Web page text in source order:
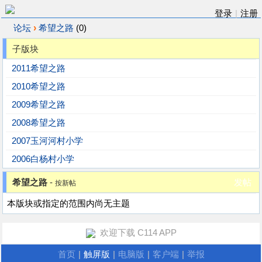
登录
注册
论坛 › 希望之路 (0)
子版块
2011希望之路
2010希望之路
2009希望之路
2008希望之路
2007玉河河村小学
2006白杨村小学
发帖
希望之路 - 按新帖
本版块或指定的范围内尚无主题
欢迎下载 C114 APP
首页 触屏版 电脑版 客户端 举报